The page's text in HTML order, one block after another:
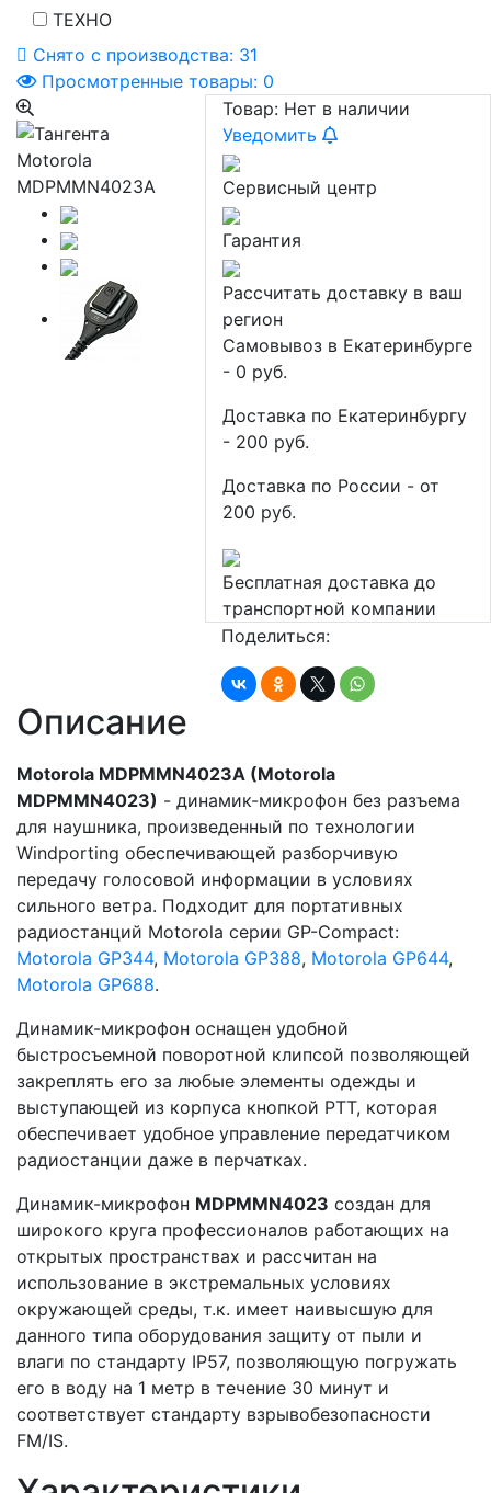
ТЕХНО
Снято с производства: 31
Просмотренные товары: 0
Товар: Нет в наличии
Уведомить
Сервисный центр
Гарантия
Рассчитать доставку в ваш
регион
Самовывоз в Екатеринбурге
- 0 руб.
Доставка по Екатеринбургу
- 200 руб.
Доставка по России - от
200 руб.
Бесплатная доставка до
транспортной компании
Поделиться:
Описание
Motorola MDPMMN4023A (Motorola
MDPMMN4023) - динамик-микрофон без разъема
для наушника, произведенный по технологии
Windporting обеспечивающей разборчивую
передачу голосовой информации в условиях
сильного ветра. Подходит для портативных
радиостанций Motorola серии GP-Compact:
Motorola GP344, Motorola GP388, Motorola GP644,
Motorola GP688.
Динамик-микрофон оснащен удобной
быстросъемной поворотной клипсой позволяющей
закреплять его за любые элементы одежды и
выступающей из корпуса кнопкой PTT, которая
обеспечивает удобное управление передатчиком
радиостанции даже в перчатках.
Динамик-микрофон MDPMMN4023 создан для
широкого круга профессионалов работающих на
открытых пространствах и рассчитан на
использование в экстремальных условиях
окружающей среды, т.к. имеет наивысшую для
данного типа оборудования защиту от пыли и
влаги по стандарту IP57, позволяющую погружать
его в воду на 1 метр в течение 30 минут и
соответствует стандарту взрывобезопасности
FM/IS.